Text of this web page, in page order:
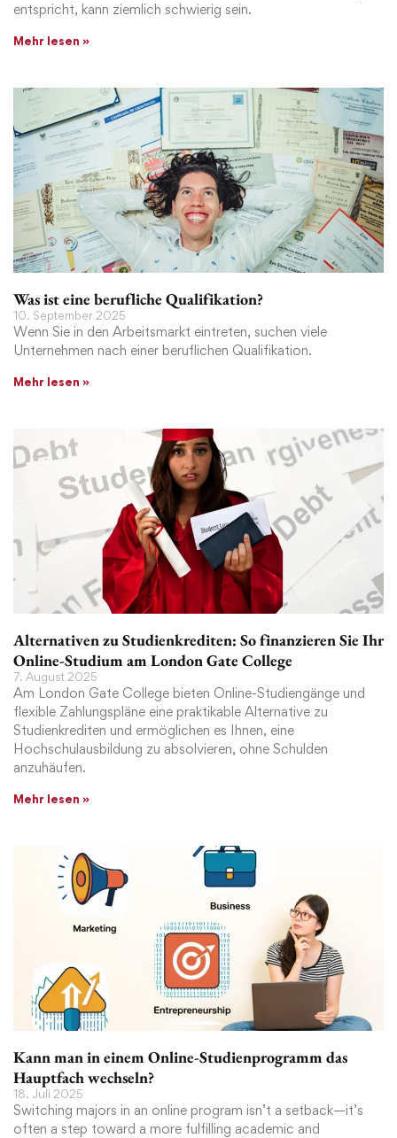
entspricht, kann ziemlich schwierig sein.
Mehr lesen »
Was ist eine berufliche Qualifikation?
10. September 2025
Wenn Sie in den Arbeitsmarkt eintreten, suchen viele
Unternehmen nach einer beruflichen Qualifikation.
Mehr lesen »
Alternativen zu Studienkrediten: So finanzieren Sie Ihr
Online-Studium am London Gate College
7. August 2025
Am London Gate College bieten Online-Studiengänge und
flexible Zahlungspläne eine praktikable Alternative zu
Studienkrediten und ermöglichen es Ihnen, eine
Hochschulausbildung zu absolvieren, ohne Schulden
anzuhäufen.
Mehr lesen »
Kann man in einem Online-Studienprogramm das
Hauptfach wechseln?
18. Juli 2025
Switching majors in an online program isn’t a setback—it’s
often a step toward a more fulfilling academic and